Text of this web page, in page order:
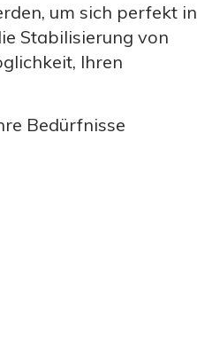
um sich perfekt in
Stabilisierung von
Ihren
Bedürfnisse